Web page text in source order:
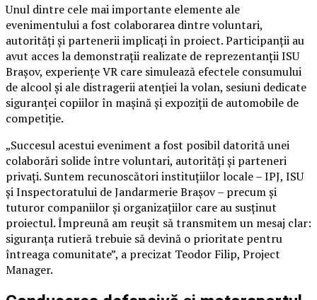
Unul dintre cele mai importante elemente ale
evenimentului a fost colaborarea dintre voluntari,
autorități și partenerii implicați în proiect. Participanții au
avut acces la demonstrații realizate de reprezentanții ISU
Brașov, experiențe VR care simulează efectele consumului
de alcool și ale distragerii atenției la volan, sesiuni dedicate
siguranței copiilor în mașină și expoziții de automobile de
competiție.
„Succesul acestui eveniment a fost posibil datorită unei
colaborări solide între voluntari, autorități și parteneri
privați. Suntem recunoscători instituțiilor locale – IPJ, ISU
și Inspectoratului de Jandarmerie Brașov – precum și
tuturor companiilor și organizațiilor care au susținut
proiectul. Împreună am reușit să transmitem un mesaj clar:
siguranța rutieră trebuie să devină o prioritate pentru
întreaga comunitate”, a precizat Teodor Filip, Project
Manager.